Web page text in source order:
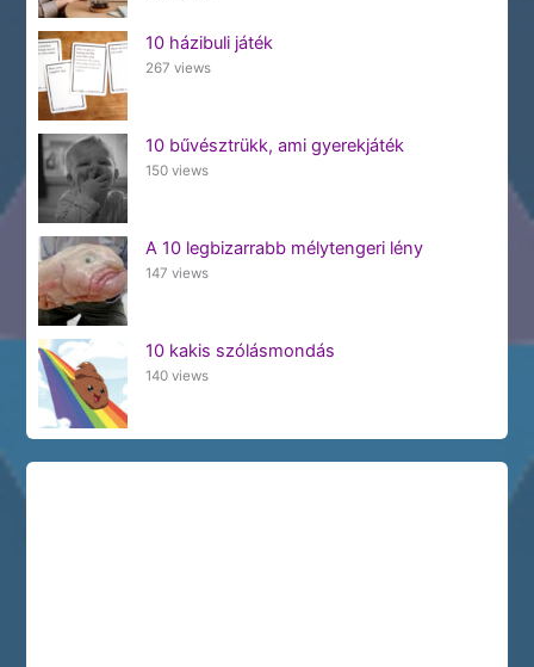
10 házibuli játék
267 views
10 bűvésztrükk, ami gyerekjáték
150 views
A 10 legbizarrabb mélytengeri lény
147 views
10 kakis szólásmondás
140 views